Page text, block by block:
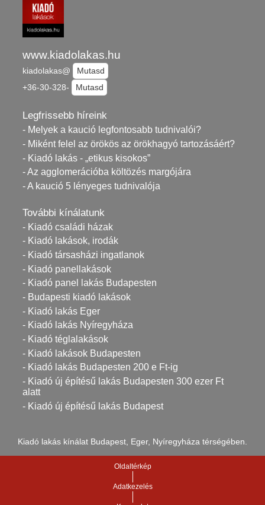
www.kiadolakas.hu
kiadolakas@
Mutasd
+36-30-328-
Mutasd
Legfrissebb híreink
- Melyek a kaució legfontosabb tudnivalói?
- Miként felel az örökös az örökhagyó tartozásáért?
- Kiadó lakás - „etikus kisokos”
- Az agglomerációba költözés margójára
- A kaució 5 lényeges tudnivalója
További kínálatunk
- Kiadó családi házak
- Kiadó lakások, irodák
- Kiadó társasházi ingatlanok
- Kiadó panellakások
- Kiadó panel lakás Budapesten
- Budapesti kiadó lakások
- Kiadó lakás Eger
- Kiadó lakás Nyíregyháza
- Kiadó téglalakások
- Kiadó lakások Budapesten
- Kiadó lakás Budapesten 200 e Ft-ig
- Kiadó új építésű lakás Budapesten 300 ezer Ft
alatt
- Kiadó új építésű lakás Budapest
Kiadó lakás kínálat Budapest, Eger, Nyíregyháza térségében.
Oldaltérkép
Adatkezelés